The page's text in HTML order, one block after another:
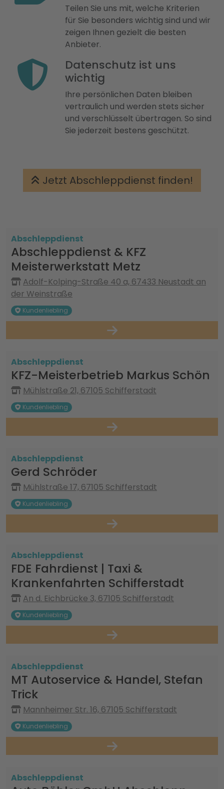
Teilen Sie uns mit, welche Kriterien
für Sie besonders wichtig sind und wir
zeigen Ihnen gezielt die besten
Anbieter.
Datenschutz ist uns
wichtig
Ihre persönlichen Daten bleiben
vertraulich und werden stets sicher
und verschlüsselt übertragen. So sind
Sie jederzeit bestens geschützt.
Jetzt Abschleppdienst finden!
Abschleppdienst
Abschleppdienst & KFZ
Meisterwerkstatt Metz
Adolf-Kolping-Straße 40 a, 67433 Neustadt an
der Weinstraße
Kundenliebling
Abschleppdienst
KFZ-Meisterbetrieb Markus Schön
Mühlstraße 21, 67105 Schifferstadt
Kundenliebling
Abschleppdienst
Gerd Schröder
Mühlstraße 17, 67105 Schifferstadt
Kundenliebling
Abschleppdienst
FDE Fahrdienst | Taxi &
Krankenfahrten Schifferstadt
An d. Eichbrücke 3, 67105 Schifferstadt
Kundenliebling
Abschleppdienst
MT Autoservice & Handel, Stefan
Trick
Mannheimer Str. 16, 67105 Schifferstadt
Kundenliebling
Abschleppdienst